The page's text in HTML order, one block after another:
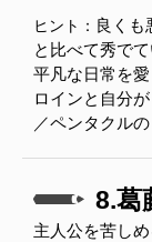
ヒント： 良くも
と比べて秀で
平凡な日常を
ロインと自分
／ペンタクルの
8.葛
主人公を苦し